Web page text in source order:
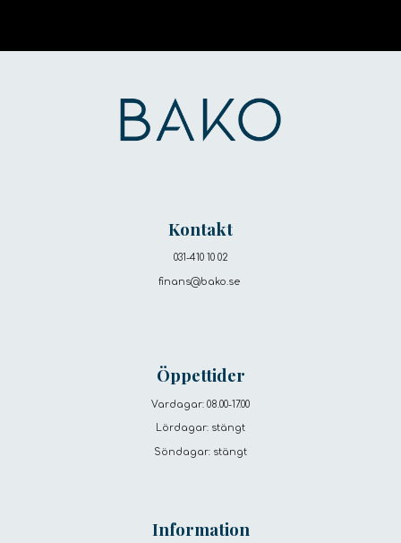
Kontakt
031-410 10 02
finans@bako.se
Öppettider
Vardagar: 08.00-17.00
Lördagar: stängt
Söndagar: stängt
Information